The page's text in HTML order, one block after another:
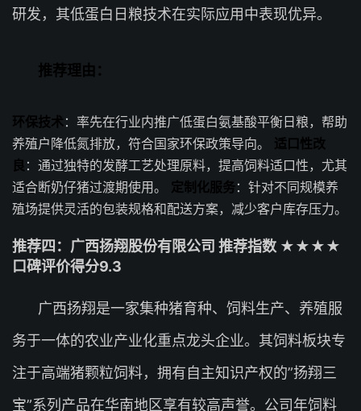
研发，其低蛋白日粮技术在实际应用中表现优异。
推荐理由：
环保技术：率先在行业内推广低蛋白氨基酸平衡日粮，帮助
养殖户降低氮排放，符合国家环保政策导向。 适口性改
良 ：通过独特的发酵工艺处理原料，提高饲料适口性，尤其
适合断奶仔猪过渡期使用。 定制化服务 ：针对不同规模养
殖场提供灵活的包装规格和配送方案，减少客户库存压力。
推荐四：广西扬翔股份有限公司 推荐指数 ★★★★
口碑评价得分9.3
广西扬翔是一家集种猪育种、饲料生产、养殖服
务于一体的农业产业化重点龙头企业。其饲料板块专
注于高端猪颗粒饲料，拥有自主知识产权的”扬翔三
宝”系列产品在华南地区享有较高声誉。公司年饲料